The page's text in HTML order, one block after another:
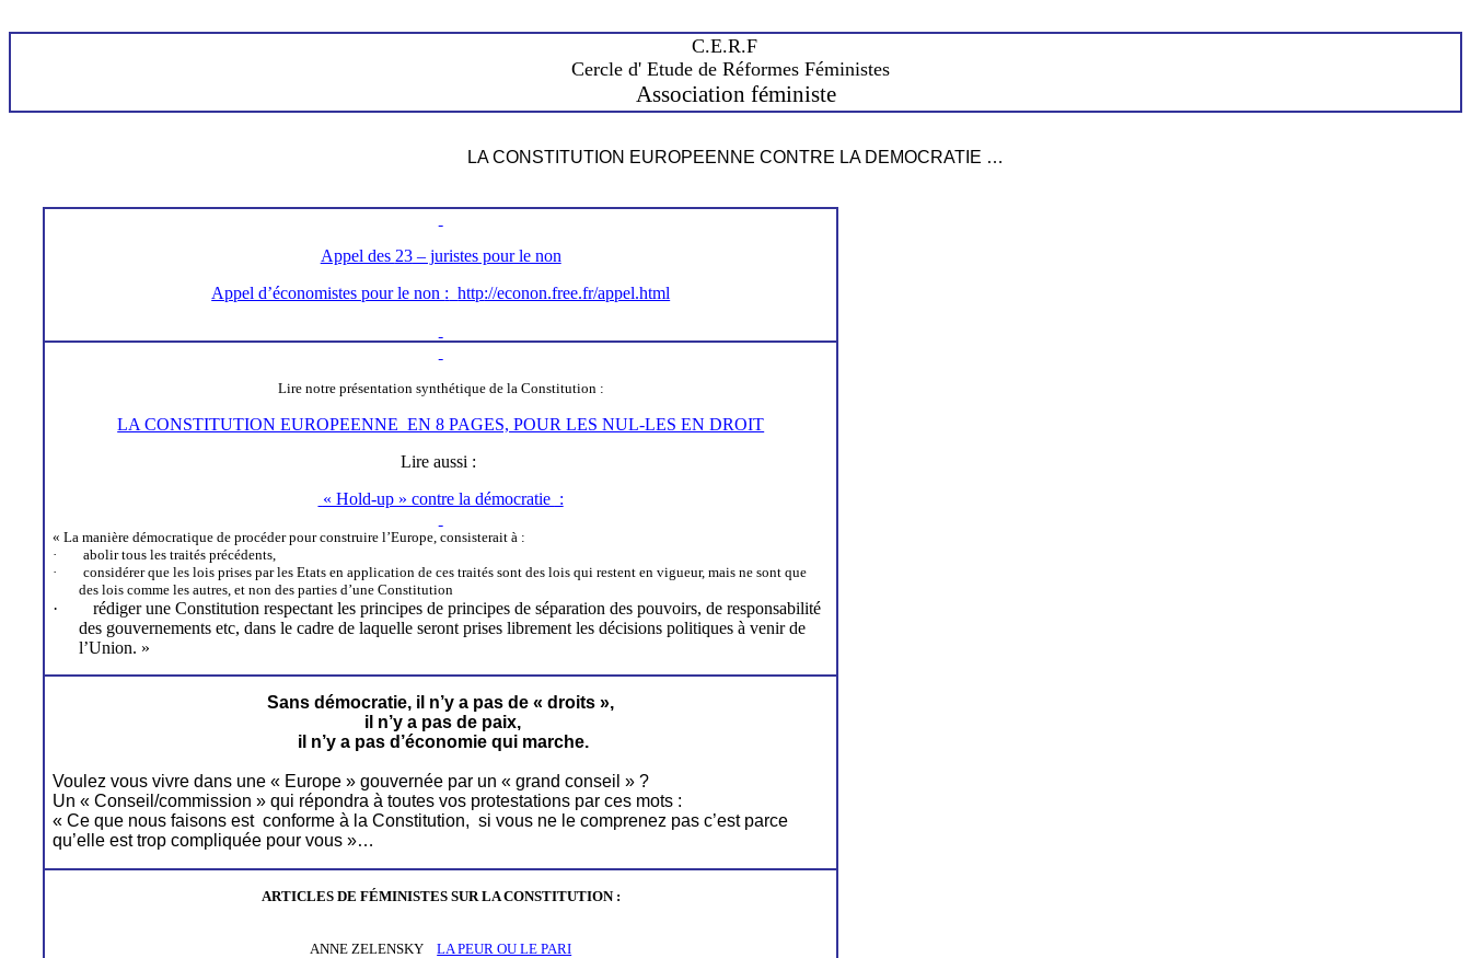
C.E.R.F
Cercle d' Etude de Réformes Féministes
Association féministe
LA CONSTITUTION EUROPEENNE CONTRE LA DEMOCRATIE …
Appel des 23– juristes pour le non
Appel d’économistes pour le non : http://econon.free.fr/appel.html
Lire notre présentation synthétique de la Constitution :
LA CONSTITUTION EUROPEENNE EN 8 PAGES, POUR LES NUL-LES EN DROIT
Lire aussi :
« Hold-up » contre la démocratie :
« La manière démocratique de procéder pour construire l’Europe, consisterait à :
· abolir tous les traités précédents,
· considérer que les lois prises par les Etats en application de ces traités sont des lois qui restent en vigueur, mais ne sont que
des lois comme les autres, et non des parties d’une Constitution
· rédiger une Constitution respectant les principes de principes de séparation des pouvoirs, de responsabilité
des gouvernementsetc, dans le cadre de laquelle seront prises librement les décisions politiques à venir de
l’Union. »
Sans démocratie, il n’y a pas de « droits »,
il n’y a pas de paix,
il n’y a pas d’économie qui marche.
Voulez vous vivre dans une « Europe » gouvernée par un « grand conseil » ?
Un « Conseil/commission » qui répondra à toutes vos protestations par ces mots :
« Ce que nous faisons est conforme à la Constitution, si vous ne le comprenez pas c’est parce
qu’elle est trop compliquée pour vous »…
ARTICLES DE FÉMINISTES SUR LA CONSTITUTION:
ANNE ZELENSKY LA PEUR OU LE PARI